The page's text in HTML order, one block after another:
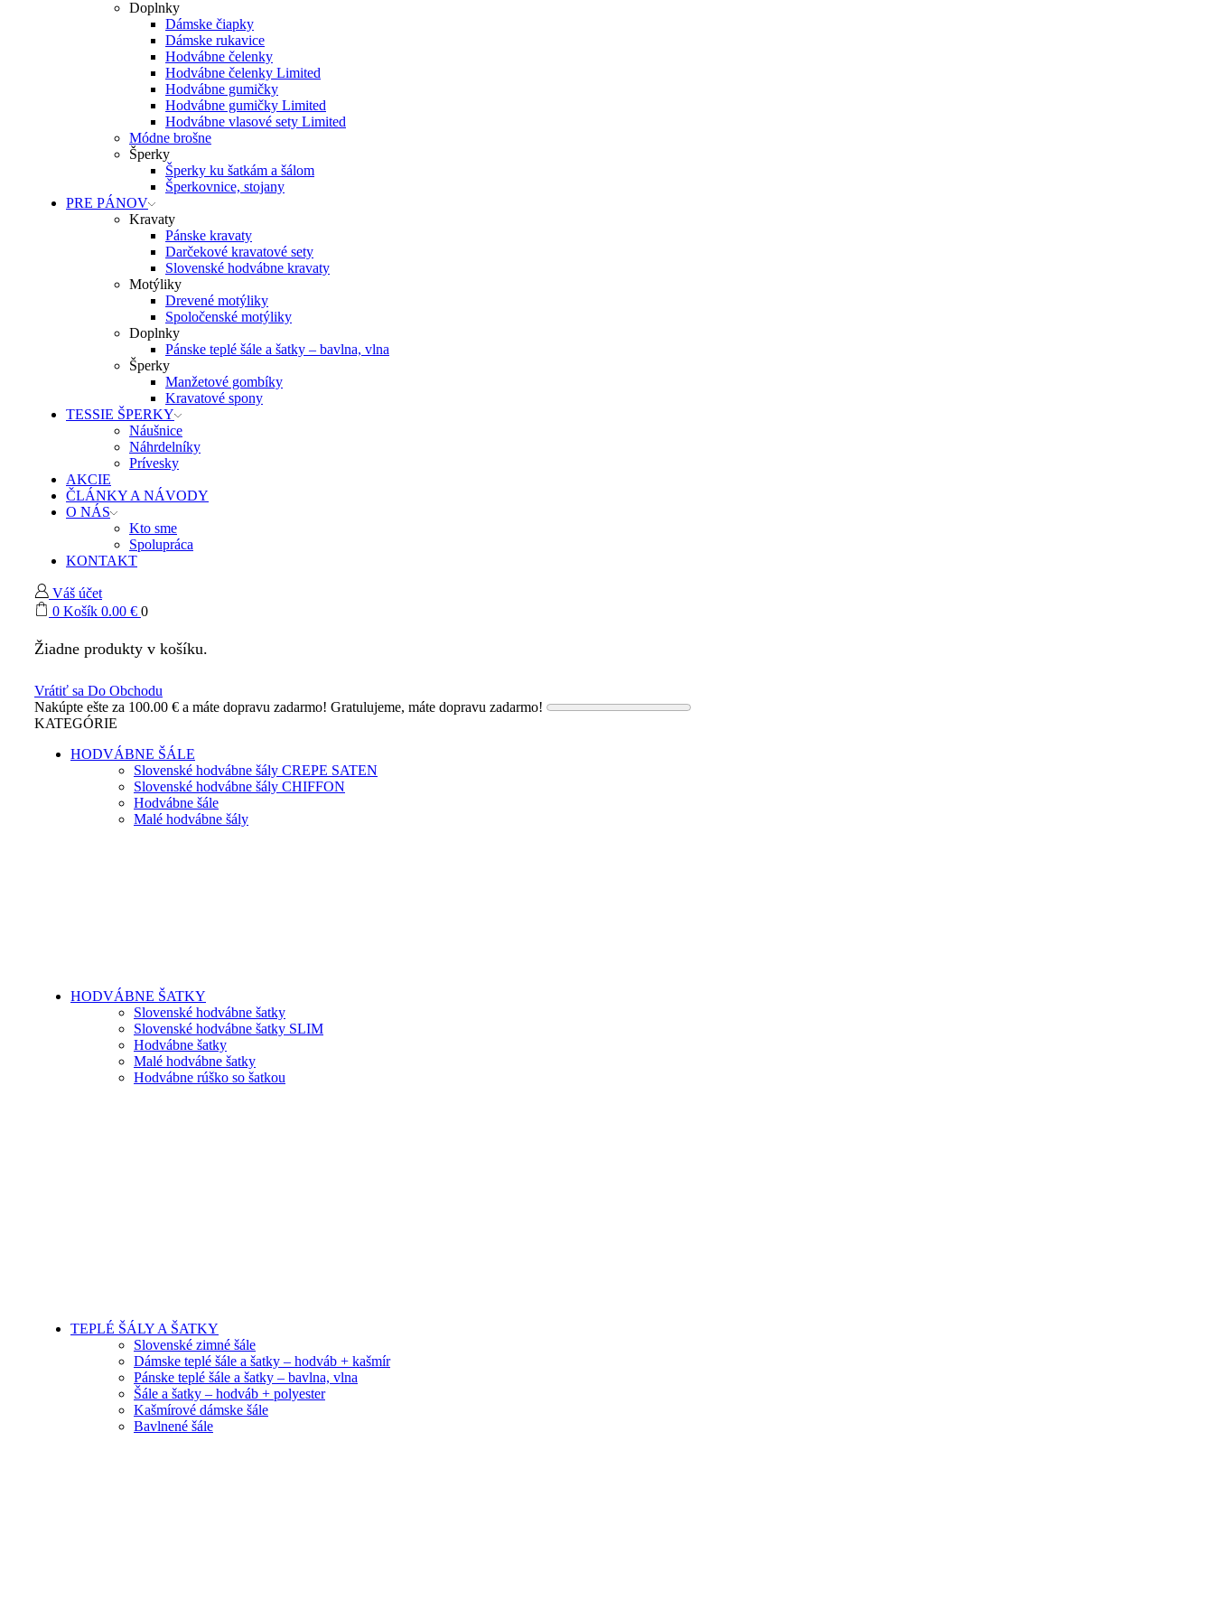
Doplnky
Dámske čiapky
Dámske rukavice
Hodvábne čelenky
Hodvábne čelenky Limited
Hodvábne gumičky
Hodvábne gumičky Limited
Hodvábne vlasové sety Limited
Módne brošne
Šperky
Šperky ku šatkám a šálom
Šperkovnice, stojany
PRE PÁNOV
Kravaty
Pánske kravaty
Darčekové kravatové sety
Slovenské hodvábne kravaty
Motýliky
Drevené motýliky
Spoločenské motýliky
Doplnky
Pánske teplé šále a šatky – bavlna, vlna
Šperky
Manžetové gombíky
Kravatové spony
TESSIE ŠPERKY
Náušnice
Náhrdelníky
Prívesky
AKCIE
ČLÁNKY A NÁVODY
O NÁS
Kto sme
Spolupráca
KONTAKT
Váš účet
0 Košík 0.00 € 0
Žiadne produkty v košíku.
Vrátiť sa Do Obchodu
Nakúpte ešte za 100.00 € a máte dopravu zadarmo! Gratulujeme, máte dopravu zadarmo!
KATEGÓRIE
HODVÁBNE ŠÁLE
Slovenské hodvábne šály CREPE SATEN
Slovenské hodvábne šály CHIFFON
Hodvábne šále
Malé hodvábne šály
HODVÁBNE ŠATKY
Slovenské hodvábne šatky
Slovenské hodvábne šatky SLIM
Hodvábne šatky
Malé hodvábne šatky
Hodvábne rúško so šatkou
TEPLÉ ŠÁLY A ŠATKY
Slovenské zimné šále
Dámske teplé šále a šatky – hodváb + kašmír
Pánske teplé šále a šatky – bavlna, vlna
Šále a šatky – hodváb + polyester
Kašmírové dámske šále
Bavlnené šále